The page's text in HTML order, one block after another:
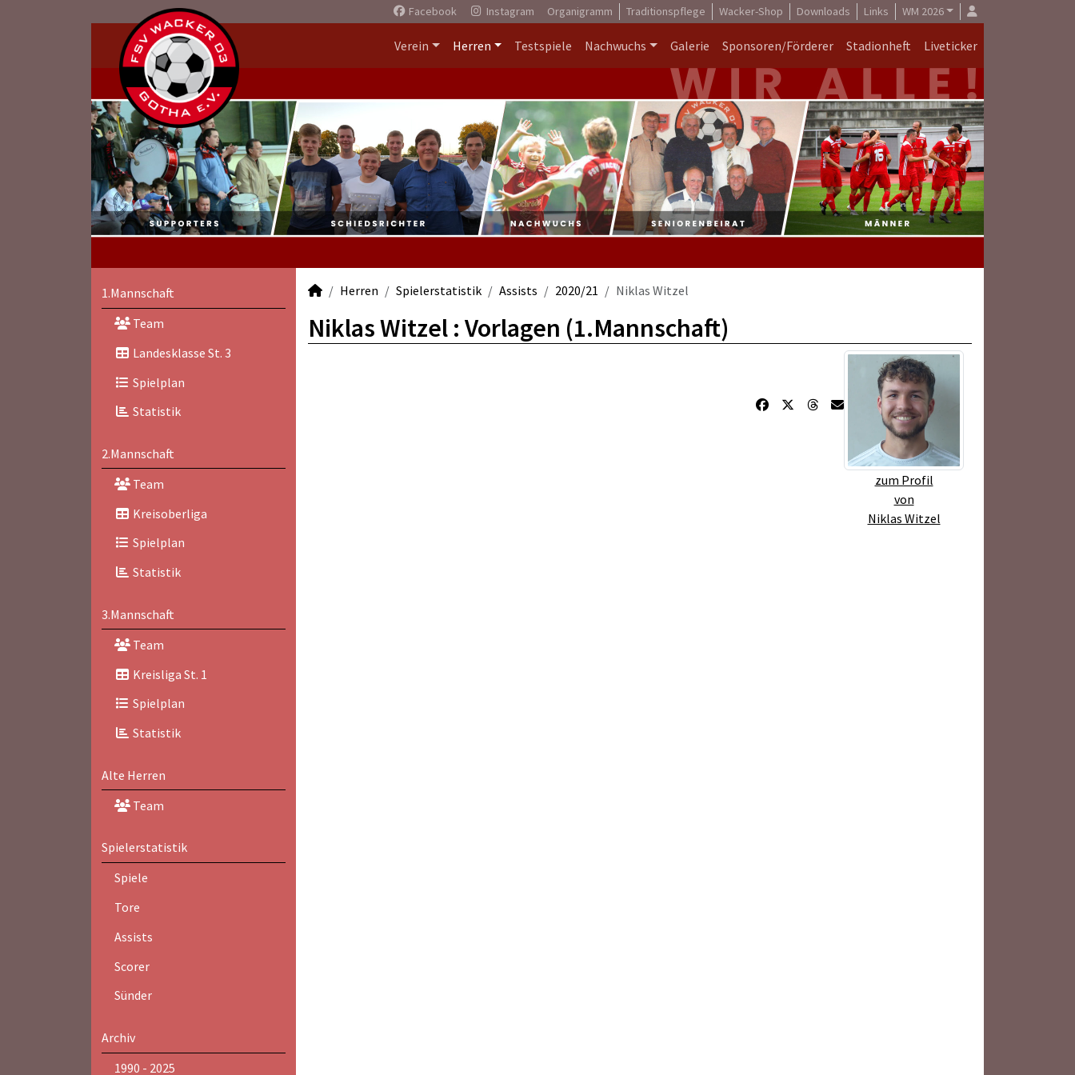
Facebook Instagram Organigramm Traditionspflege Wacker-Shop Downloads Links WM 2026
Verein Herren Testspiele Nachwuchs Galerie Sponsoren/Förderer Stadionheft Liveticker
1.Mannschaft
Team
Landesklasse St. 3
Spielplan
Statistik
2.Mannschaft
Team
Kreisoberliga
Spielplan
Statistik
3.Mannschaft
Team
Kreisliga St. 1
Spielplan
Statistik
Alte Herren
Team
Spielerstatistik
Spiele
Tore
Assists
Scorer
Sünder
Archiv
1990 - 2025
Herren Spielerstatistik Assists 2020/21 Niklas Witzel
Niklas Witzel : Vorlagen (1.Mannschaft)
zum Profil
von
Niklas Witzel